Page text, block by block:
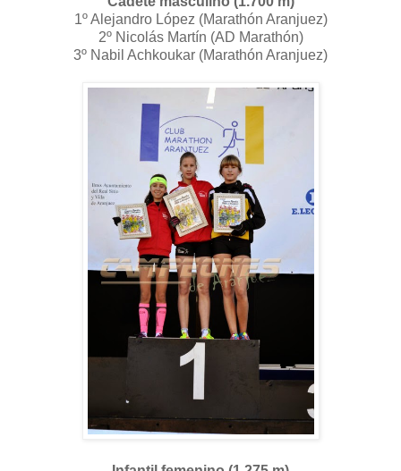
1º Alejandro López (Marathón Aranjuez)
2º Nicolás Martín (AD Marathón)
3º Nabil Achkoukar (Marathón Aranjuez)